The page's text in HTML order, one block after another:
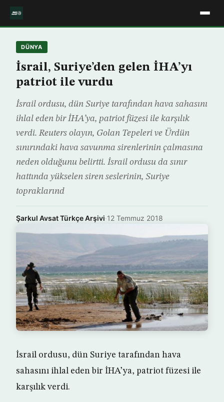
DÜNYA
İsrail, Suriye’den gelen İHA’yı
patriot ile vurdu
İsrail ordusu, dün Suriye tarafından hava sahasını
ihlal eden bir İHA’ya, patriot füzesi ile karşılık
verdi. Reuters olayın, Golan Tepeleri ve Ürdün
sınırındaki hava savunma sirenlerinin çalmasına
neden olduğunu belirtti. İsrail ordusu da sınır
hattında yükselen siren seslerinin, Suriye
topraklarınd
Şarkul Avsat Türkçe Arşivi·12 Temmuz 2018
İsrail ordusu, dün Suriye tarafından hava
sahasını ihlal eden bir İHA’ya, patriot füzesi ile
karşılık verdi.